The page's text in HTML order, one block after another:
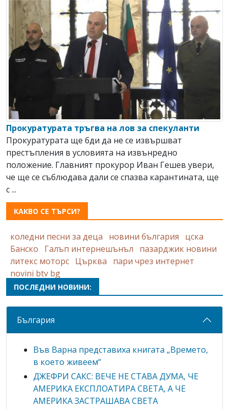
Прокуратурата тръгва на лов за спекуланти
Прокуратурата ще бди да не се извършват
престъпления в условията на извънредно
положение. Главният прокурор Иван Гешев увери,
че ще се съблюдава дали се спазва карантината, ще
с ...
КАКВО СЕ ТЪРСИ?
коледни песни за деца новини българия
цска
Банско
Галъп интернешънъл
пазарджик новини
литекс моторс Църква
пари чрез интернет
novini btv bg
ПОСЛЕДНИ НОВИНИ:
България
Във Варна представиха книгата „Времето,
в което живеем“
ДЖЕФРИ САКС: ВЕЧЕ НЕ СТАВА ДУМА, ЧЕ
АМЕРИКА ЕКСПЛОАТИРА СВЕТА, А ЧЕ
АМЕРИКА ЗАСТРАШАВА СВЕТА